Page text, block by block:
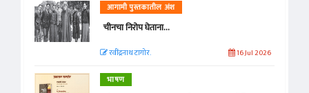
आगामी पुस्तकातील अंश
चीनचा निरोप घेताना...
रवींद्रनाथ टागोर. 16 Jul 2026
भाषण